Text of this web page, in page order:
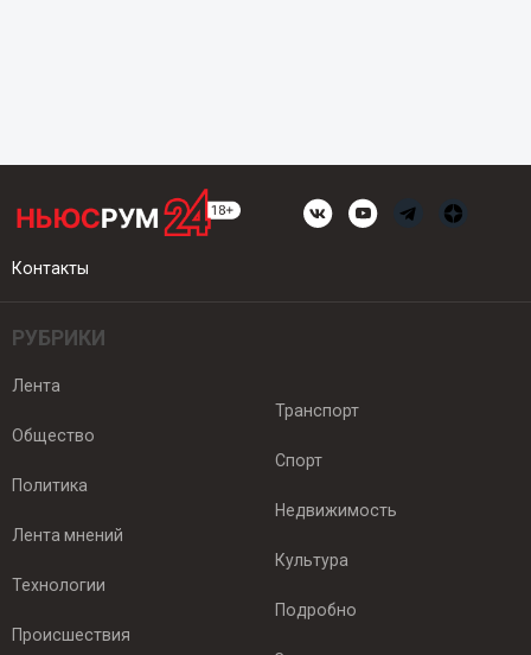
Контакты
РУБРИКИ
Лента
Общество
Политика
Лента мнений
Технологии
Происшествия
Транспорт
Спорт
Недвижимость
Культура
Подробно